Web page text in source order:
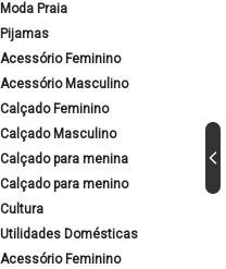
Moda Praia
Pijamas
Acessório Feminino
Acessório Masculino
Calçado Feminino
Calçado Masculino
Calçado para menina
Calçado para menino
Cultura
Utilidades Domésticas
Acessório Feminino